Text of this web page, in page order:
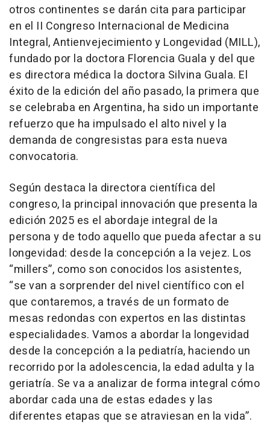
otros continentes se darán cita para participar
en el II Congreso Internacional de Medicina
Integral, Antienvejecimiento y Longevidad (MILL),
fundado por la doctora Florencia Guala y del que
es directora médica la doctora Silvina Guala. El
éxito de la edición del año pasado, la primera que
se celebraba en Argentina, ha sido un importante
refuerzo que ha impulsado el alto nivel y la
demanda de congresistas para esta nueva
convocatoria.
Según destaca la directora científica del
congreso, la principal innovación que presenta la
edición 2025 es el abordaje integral de la
persona y de todo aquello que pueda afectar a su
longevidad: desde la concepción a la vejez. Los
“millers”, como son conocidos los asistentes,
“se van a sorprender del nivel científico con el
que contaremos, a través de un formato de
mesas redondas con expertos en las distintas
especialidades. Vamos a abordar la longevidad
desde la concepción a la pediatría, haciendo un
recorrido por la adolescencia, la edad adulta y la
geriatría. Se va a analizar de forma integral cómo
abordar cada una de estas edades y las
diferentes etapas que se atraviesan en la vida”.